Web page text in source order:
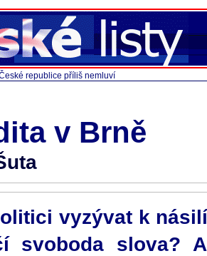
republice příliš nemluví
v Brně
vyzývat k
svoboda slova?